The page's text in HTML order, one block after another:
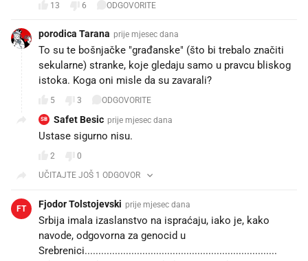
13 6 ODGOVORITE
porodica Tarana prije mjesec dana
To su te bošnjačke "građanske" (što bi trebalo značiti
sekularne) stranke, koje gledaju samo u pravcu bliskog
istoka. Koga oni misle da su zavarali?
5 3 ODGOVORITE
SB Safet Besic prije mjesec dana
Ustase sigurno nisu.
2
0
UČITAJTE JOŠ 1 ODGOVOR
FT Fjodor Tolstojevski prije mjesec dana
Srbija imala izaslanstvo na ispraćaju, iako je, kako
navode, odgovorna za genocid u
Srebrenici......................................................................